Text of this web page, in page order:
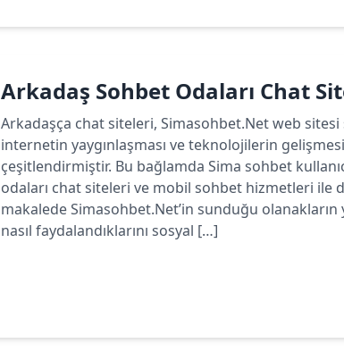
Arkadaş Sohbet Odaları Chat
Arkadaşça chat siteleri, Simasohbet.Net web sitesi
internetin yaygınlaşması ve teknolojilerin
çeşitlendirmiştir. Bu bağlamda Sima sohbet
odaları chat siteleri ve mobil sohbet hizmetleri ile
makalede Simasohbet.Net’in sunduğu olanakların
nasıl faydalandıklarını sosyal […]